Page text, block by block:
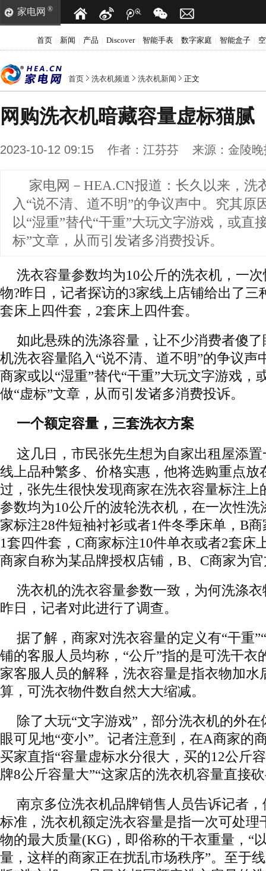
家电网 ®
首页 新闻 产品 Discover 智能手表 数字家庭 智能盒子
首页 洗衣机频道 洗衣机新闻 正文
网购洗衣机暗藏容量虚标猫腻
2023-10-12 09:15 作者： 江芬芬 来源： 金陵晚
家电网－HEA.CN报道： 长久以来，洗
入“说不清、道不明”的争议声中。究其原
以“湿重”替代“干重”大玩文字游戏，或直
标”文章，从而引发诸多消费投诉。
洗衣容量参数均为10公斤的洗衣机，一
物?昨日，记者探访的3家线上店铺给出了三
套床上四件套，2套床上四件套。
如此悬殊的洗涤容量，让不少消费者傻
机洗衣容量陷入“说不清、道不明”的争议声
商家或以“湿重”替代“干重”大玩文字游戏，
做“虚标”文章，从而引发诸多消费投诉。
一个额定容量，三套洗衣方案
这几日，市民张先生想为自家出租屋添
线上品种繁多、价格实惠，他将选购重点放
过，张先生很快发现商家在洗衣容量标注上
参数均为10公斤的波轮洗衣机，在一次性
家标注28件短袖衬衫或者1件冬季床单，B
1套四件套，C商家标注10件单衣或者2套床
商家自称为某品牌授权店铺，B、C商家为
洗衣机的洗衣容量参数一致，为何洗涤
昨日，记者对此进行了调查。
据了解，商家对洗衣容量的定义有“干重
铺的客服人员均称，“公斤”指的是可洗干衣
家客服人员的解释，洗衣容量是指衣物加水
算，可洗衣物件数自然大大缩减。
除了大玩“文字游戏”，部分洗衣机的外
眼可见地“变小”。记者注意到，在A商家的
买家直指“容量虚标水分很大，买的12公斤
牌8公斤容量大”“这家店的洗衣机容量直接
南京多位洗衣机品牌销售人员告诉记者
标准，洗衣机额定洗衣容量是指一次可处理
物的最大质量(KG)，即俗称的干衣重量，“
量，这样的商家正在扰乱市场秩序”。至于